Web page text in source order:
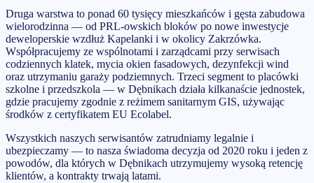
Druga warstwa to ponad 60 tysięcy mieszkańców i gęsta zabudowa
wielorodzinna — od PRL-owskich bloków po nowe inwestycje
deweloperskie wzdłuż Kapelanki i w okolicy Zakrzówka.
Współpracujemy ze wspólnotami i zarządcami przy serwisach
codziennych klatek, mycia okien fasadowych, dezynfekcji wind
oraz utrzymaniu garaży podziemnych. Trzeci segment to placówki
szkolne i przedszkola — w Dębnikach działa kilkanaście jednostek,
gdzie pracujemy zgodnie z reżimem sanitarnym GIS, używając
środków z certyfikatem EU Ecolabel.
Wszystkich naszych serwisantów zatrudniamy legalnie i
ubezpieczamy — to nasza świadoma decyzja od 2020 roku i jeden z
powodów, dla których w Dębnikach utrzymujemy wysoką retencję
klientów, a kontrakty trwają latami.